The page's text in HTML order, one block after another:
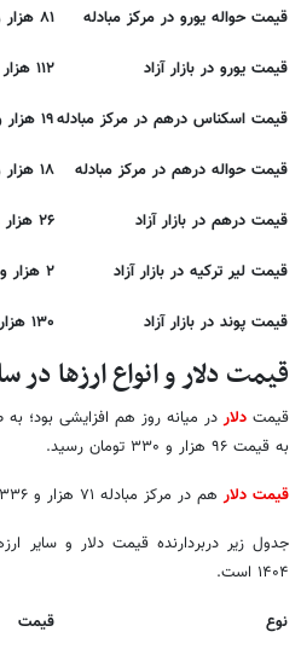
قیمت حواله یورو در مرکز مبادله ۸۱ هزار و ۲۰ تومان
قیمت یورو در بازار آزاد ۱۱۲ هزار و ۶۹۰ تومان
قیمت اسکناس درهم در مرکز مبادله۱۹ هزار و ۴۲۴ تومان
قیمت حواله درهم در مرکز مبادله ۱۸ هزار و ۸۵۸ تومان
قیمت درهم در بازار آزاد ۲۶ هزار و ۴۱۶ تومان
قیمت لیر ترکیه در بازار آزاد ۲ هزار و ۳۶۰ تومان
قیمت پوند در بازار آزاد ۱۳۰ هزار و ۳۲۰ تومان
قیمت دلار و انواع ارزها در
قیمت‌ دلار
به قیمت ۹۶ هزار و ۳۳۰ تومان رسید.
قیمت دلارهم در مرکز مبادله ۷۱ هزار و ۳۳۶ تومان اعلام شد.
۱۴۰۴ است.
نوع قیمت